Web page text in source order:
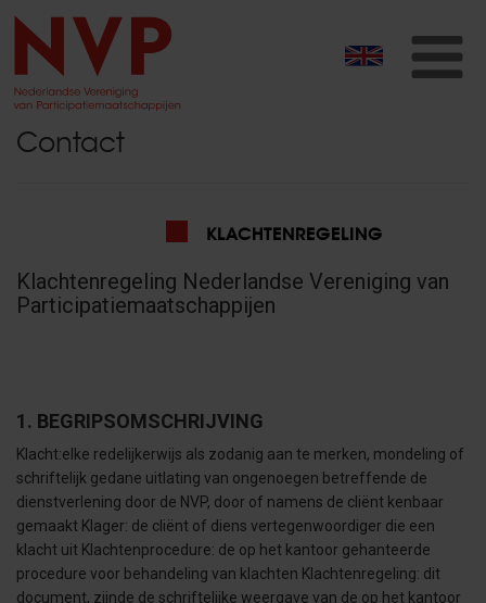
Contact
KLACHTENREGELING
Klachtenregeling Nederlandse Vereniging van
Participatiemaatschappijen
1. BEGRIPSOMSCHRIJVING
Klacht:elke redelijkerwijs als zodanig aan te merken, mondeling of
schriftelijk gedane uitlating van ongenoegen betreffende de
dienstverlening door de NVP, door of namens de cliënt kenbaar
gemaakt Klager: de cliënt of diens vertegenwoordiger die een
klacht uit Klachtenprocedure: de op het kantoor gehanteerde
procedure voor behandeling van klachten Klachtenregeling: dit
document, zijnde de schriftelijke weergave van de op het kantoor